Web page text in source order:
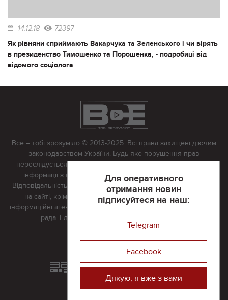
14.12.18 72397
Як рівняни сприймають Вакарчука та Зеленського і чи вірять
в президенство Тимошенко та Порошенка, - подробиці від
відомого соціолога
Для оперативного
отримання новин
підписуйтеся на наш:
Telegram
Facebook
Дякую, я вже з вами
Все – тобі зрозуміло © 2013-2025. Всі права захищені діючим
законодавством України. Будь-яке порушення прав
переслідується в судовому порядку. Будь-яке відтворення
інформації з сайту тільки з письмово дозволу редакції.
Відповідальність за достовірність усіх матеріалів, розміщених
на сайті, крім матеріалів, які містять посилання на інші
інформаційні агентства або інтернет-видання, несе редакційна
рада. Електронна пошта:
Реклама на сайті
Розроблений та підтримується